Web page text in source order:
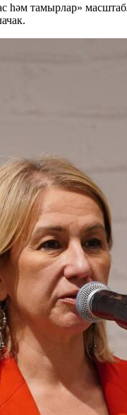
тамырлар»